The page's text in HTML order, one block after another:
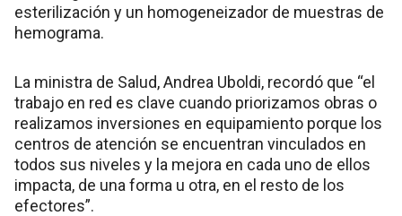
esterilización y un homogeneizador de muestras de
hemograma.
La ministra de Salud, Andrea Uboldi, recordó que “el
trabajo en red es clave cuando priorizamos obras o
realizamos inversiones en equipamiento porque los
centros de atención se encuentran vinculados en
todos sus niveles y la mejora en cada uno de ellos
impacta, de una forma u otra, en el resto de los
efectores”.